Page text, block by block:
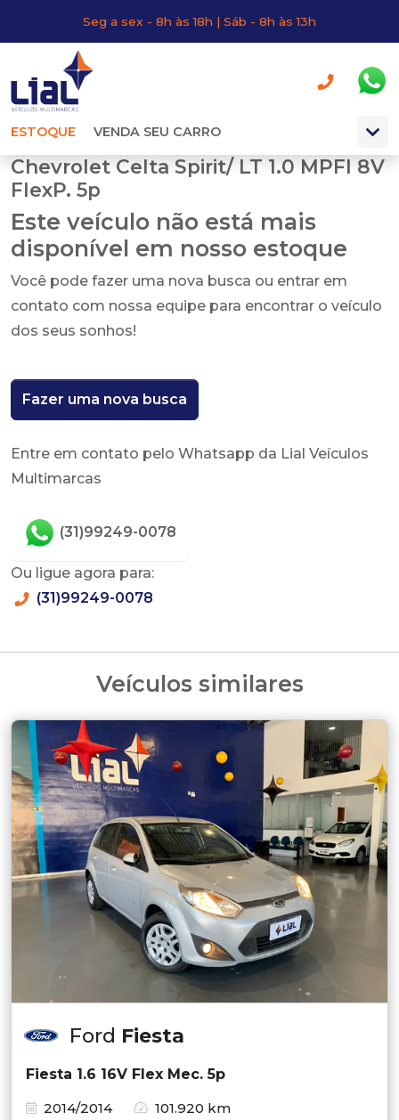
Seg a sex - 8h às 18h | Sáb - 8h às 13h
ESTOQUE VENDA SEU CARRO
Chevrolet Celta Spirit/ LT 1.0 MPFI 8V
FlexP. 5p
Este veículo não está mais
disponível em nosso estoque
Você pode fazer uma nova busca ou entrar em
contato com nossa equipe para encontrar o veículo
dos seus sonhos!
Fazer uma nova busca
Entre em contato pelo Whatsapp da Lial Veículos
Multimarcas
(31)99249-0078
Ou ligue agora para:
(31)99249-0078
Veículos similares
Ford Fiesta
Fiesta 1.6 16V Flex Mec. 5p
2014/2014
101.920 km